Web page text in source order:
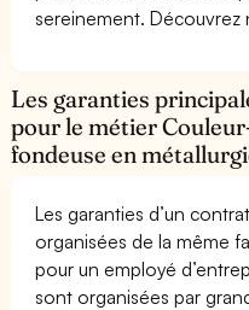
sereinement. Découvrez
Les garanties
pour le métier
fondeuse en
Les garanties d’un
organisées de la même
pour un employé
sont organisées par